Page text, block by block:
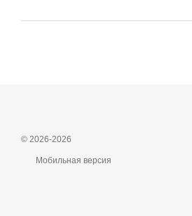
© 2026-2026
Мобильная версия